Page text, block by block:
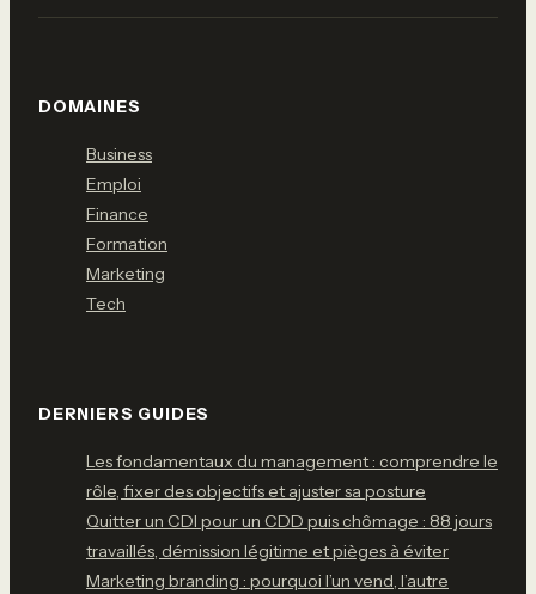
DOMAINES
Business
Emploi
Finance
Formation
Marketing
Tech
DERNIERS GUIDES
Les fondamentaux du management : comprendre le
rôle, fixer des objectifs et ajuster sa posture
Quitter un CDI pour un CDD puis chômage : 88 jours
travaillés, démission légitime et pièges à éviter
Marketing branding : pourquoi l’un vend, l’autre